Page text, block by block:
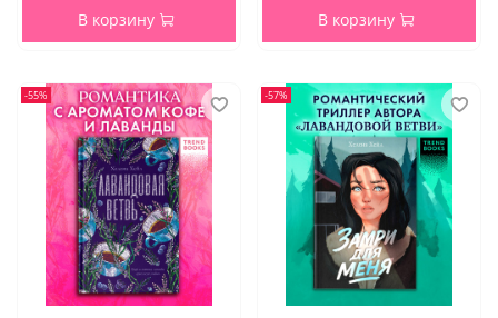
В корзину В корзину
-55% -57%